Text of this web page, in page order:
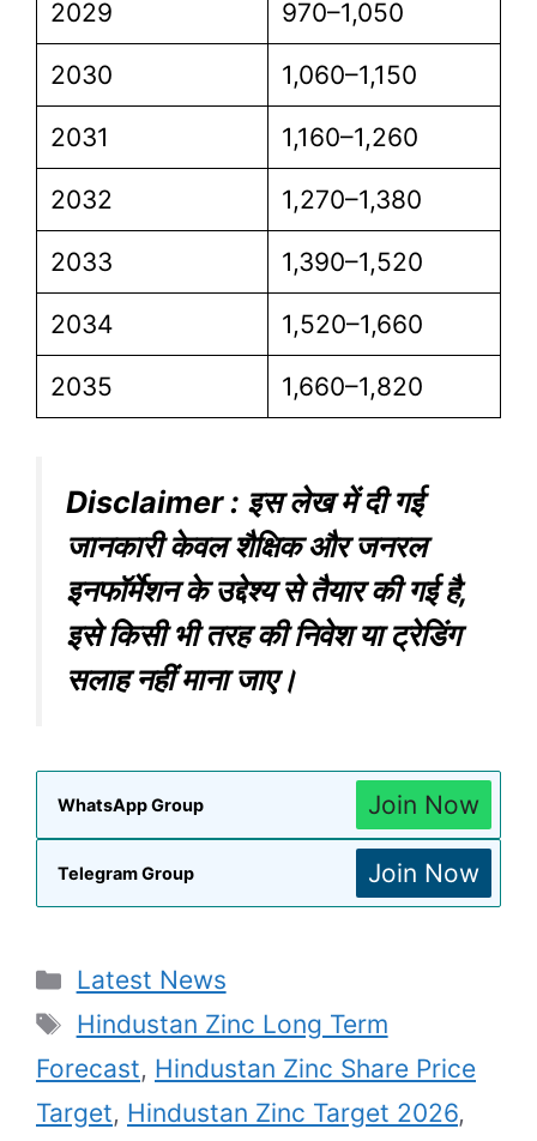
2029 970–1,050
2030 1,060–1,150
2031 1,160–1,260
2032 1,270–1,380
2033 1,390–1,520
2034 1,520–1,660
2035 1,660–1,820
Disclaimer : इस लेख में दी गई
जानकारी केवल शैक्षिक और जनरल
इनफॉर्मेशन के उद्देश्य से तैयार की गई है,
इसे किसी भी तरह की निवेश या ट्रेडिंग
सलाह नहीं माना जाए।
WhatsApp Group Join Now
Telegram Group Join Now
Categories
Latest News
Tags
Hindustan Zinc Long Term
Forecast, Hindustan Zinc Share Price
Target, Hindustan Zinc Target 2026,